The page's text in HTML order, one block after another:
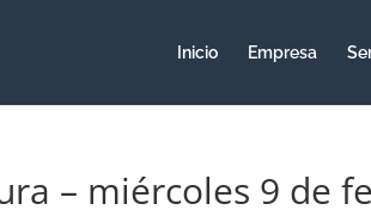
Inicio Empresa
– miércoles 9 de